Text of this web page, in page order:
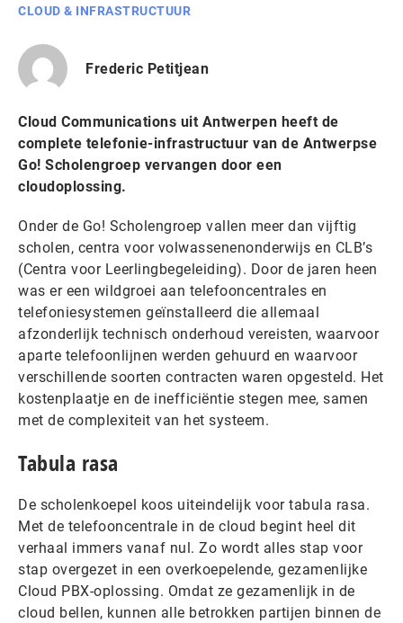
CLOUD & INFRASTRUCTUUR
Frederic Petitjean
Cloud Communications uit Antwerpen heeft de
complete telefonie-infrastructuur van de Antwerpse
Go! Scholengroep vervangen door een
cloudoplossing.
Onder de Go! Scholengroep vallen meer dan vijftig
scholen, centra voor volwassenenonderwijs en CLB’s
(Centra voor Leerlingbegeleiding). Door de jaren heen
was er een wildgroei aan telefooncentrales en
telefoniesystemen geïnstalleerd die allemaal
afzonderlijk technisch onderhoud vereisten, waarvoor
aparte telefoonlijnen werden gehuurd en waarvoor
verschillende soorten contracten waren opgesteld. Het
kostenplaatje en de inefficiëntie stegen mee, samen
met de complexiteit van het systeem.
Tabula rasa
De scholenkoepel koos uiteindelijk voor tabula rasa.
Met de telefooncentrale in de cloud begint heel dit
verhaal immers vanaf nul. Zo wordt alles stap voor
stap overgezet in een overkoepelende, gezamenlijke
Cloud PBX-oplossing. Omdat ze gezamenlijk in de
cloud bellen, kunnen alle betrokken partijen binnen de